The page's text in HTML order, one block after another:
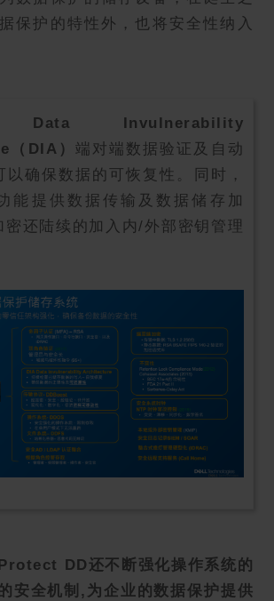
保护的特性外，也将安全性纳入
Data Invulnerability
（DIA） 端对端数据验证及自动
以确保数据的可恢复性。同时，
能提供数据传输及数据储存加
密还陆续的加入内/外部密钥管理
DD还不断强化操作系统的
安全机制,为企业的数据保护提供